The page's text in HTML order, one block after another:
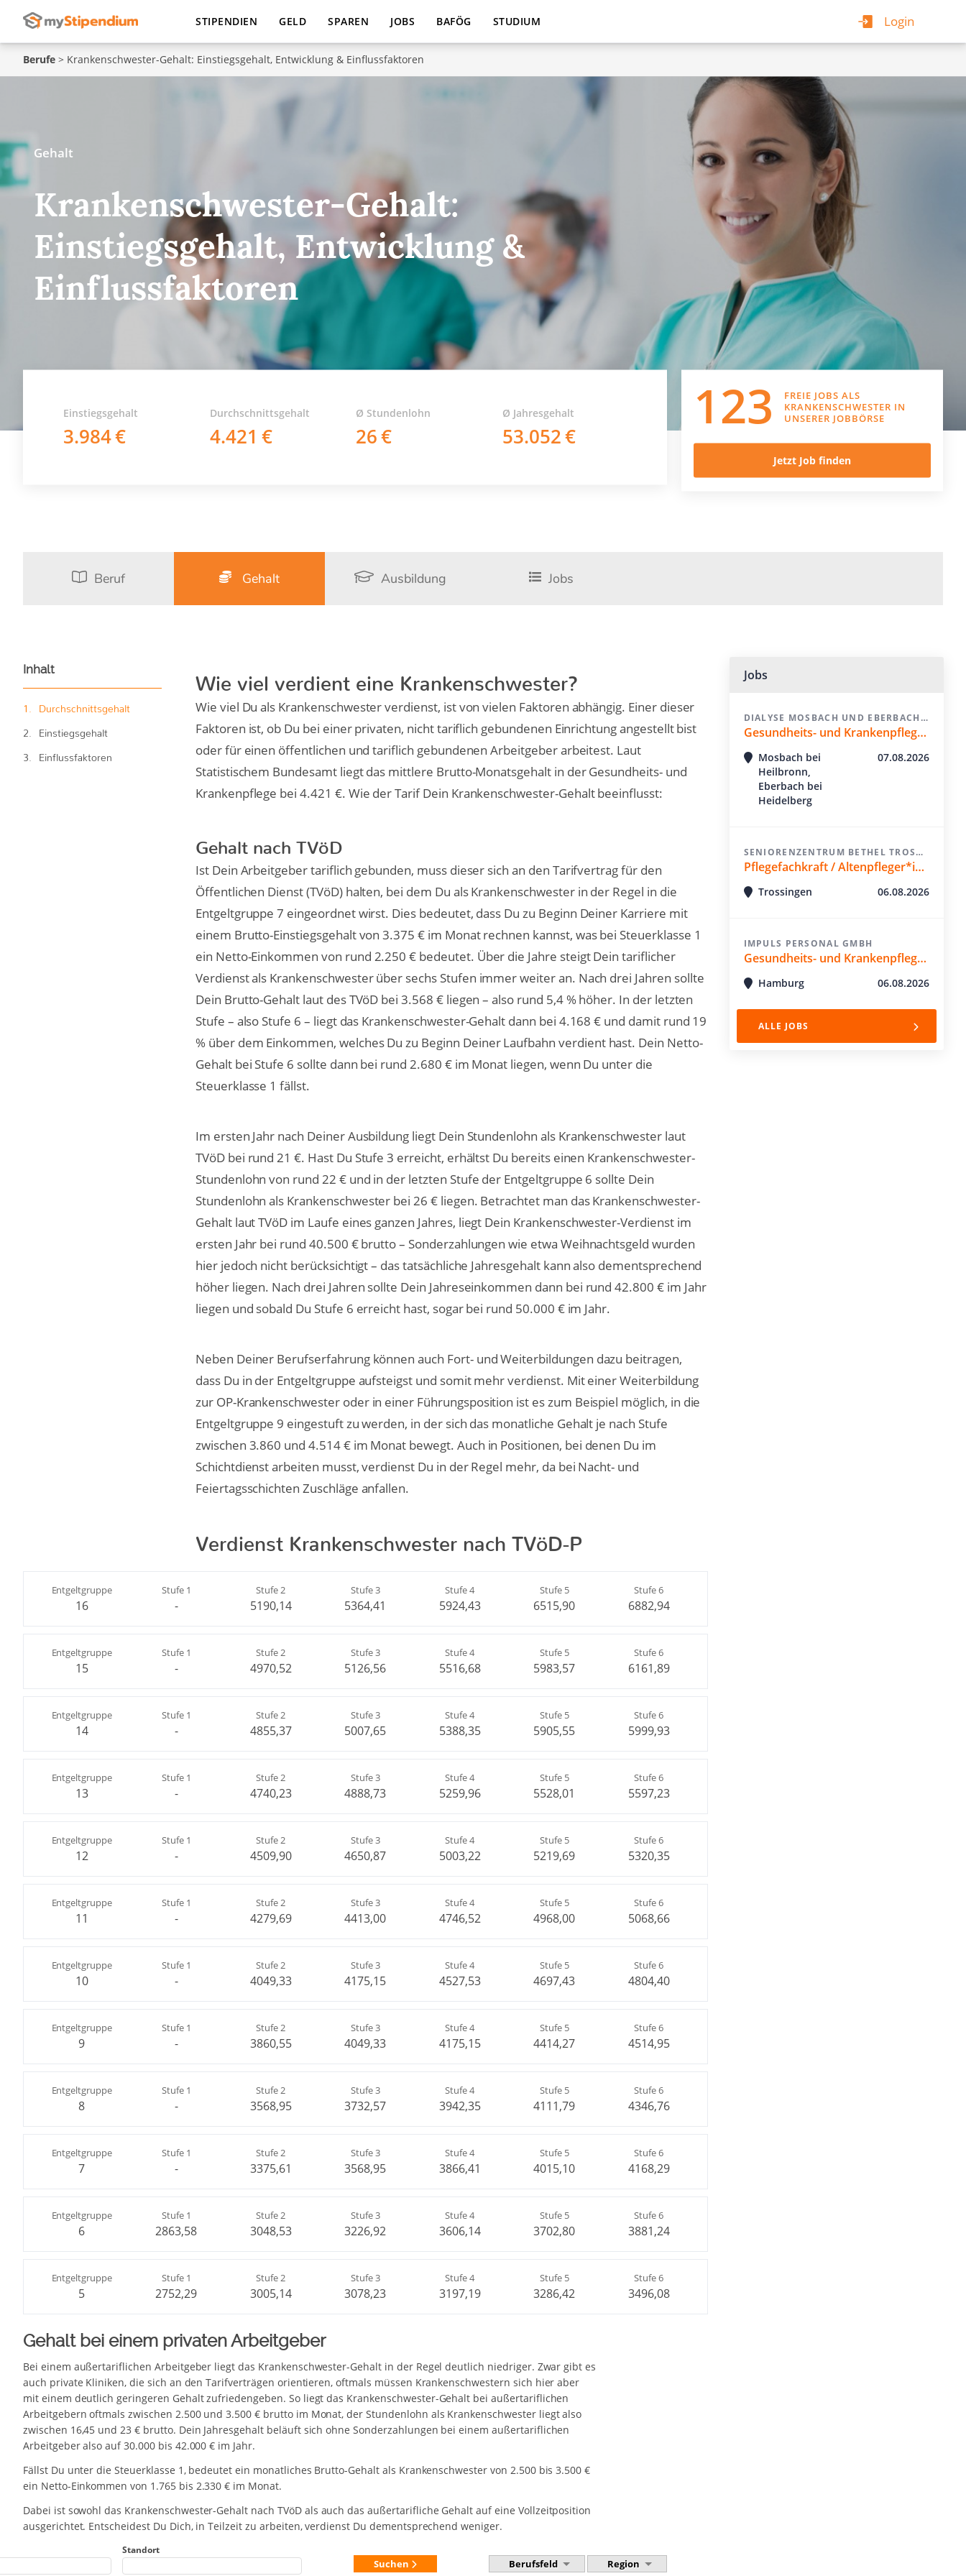
Login
STIPENDIEN GELD SPAREN JOBS BAFÖG STUDIUM
Berufe > Krankenschwester-Gehalt: Einstiegsgehalt, Entwicklung & Einflussfaktoren
Gehalt
Krankenschwester-Gehalt:
Einstiegsgehalt, Entwicklung &
Einflussfaktoren
Einstiegsgehalt
3.984
Durchschnittsgehalt
4.421
Ø Stundenlohn
26
Ø Jahresgehalt
53.052 123
FREIE JOBS ALS
KRANKENSCHWESTER IN
UNSERER JOBBÖRSE
Jetzt Job finden
Beruf Gehalt Ausbildung Jobs
Inhalt
Durchschnittsgehalt
Einstiegsgehalt
Einflussfaktoren
Wie viel verdient eine Krankenschwester?
Wie viel Du als Krankenschwester verdienst, ist von vielen Faktoren abhängig. Einer dieser
Faktoren ist, ob Du bei einer privaten, nicht tariflich gebundenen Einrichtung angestellt bist
oder für einen öffentlichen und tariflich gebundenen Arbeitgeber arbeitest. Laut
Statistischem Bundesamt liegt das mittlere Brutto-Monatsgehalt in der Gesundheits- und
Krankenpflege bei 4.421 €. Wie der Tarif Dein Krankenschwester-Gehalt beeinflusst:
Gehalt nach TVöD
Ist Dein Arbeitgeber tariflich gebunden, muss dieser sich an den Tarifvertrag für den
Öffentlichen Dienst (TVöD) halten, bei dem Du als Krankenschwester in der Regel in die
Entgeltgruppe 7 eingeordnet wirst. Dies bedeutet, dass Du zu Beginn Deiner Karriere mit
einem Brutto-Einstiegsgehalt von 3.375 € im Monat rechnen kannst, was bei Steuerklasse 1
ein Netto-Einkommen von rund 2.250 € bedeutet. Über die Jahre steigt Dein tariflicher
Verdienst als Krankenschwester über sechs Stufen immer weiter an. Nach drei Jahren sollte
Dein Brutto-Gehalt laut des TVöD bei 3.568 € liegen – also rund 5,4 % höher. In der letzten
Stufe – also Stufe 6 – liegt das Krankenschwester-Gehalt dann bei 4.168 € und damit rund 19
% über dem Einkommen, welches Du zu Beginn Deiner Laufbahn verdient hast. Dein Netto-
Gehalt bei Stufe 6 sollte dann bei rund 2.680 € im Monat liegen, wenn Du unter die
Steuerklasse 1 fällst.
Im ersten Jahr nach Deiner Ausbildung liegt Dein Stundenlohn als Krankenschwester laut
TVöD bei rund 21 €. Hast Du Stufe 3 erreicht, erhältst Du bereits einen Krankenschwester-
Stundenlohn von rund 22 € und in der letzten Stufe der Entgeltgruppe 6 sollte Dein
Stundenlohn als Krankenschwester bei 26 € liegen. Betrachtet man das Krankenschwester-
Gehalt laut TVöD im Laufe eines ganzen Jahres, liegt Dein Krankenschwester-Verdienst im
ersten Jahr bei rund 40.500 € brutto – Sonderzahlungen wie etwa Weihnachtsgeld wurden
hier jedoch nicht berücksichtigt – das tatsächliche Jahresgehalt kann also dementsprechend
höher liegen. Nach drei Jahren sollte Dein Jahreseinkommen dann bei rund 42.800 € im Jahr
liegen und sobald Du Stufe 6 erreicht hast, sogar bei rund 50.000 € im Jahr.
Neben Deiner Berufserfahrung können auch Fort- und Weiterbildungen dazu beitragen,
dass Du in der Entgeltgruppe aufsteigst und somit mehr verdienst. Mit einer Weiterbildung
zur OP-Krankenschwester oder in einer Führungsposition ist es zum Beispiel möglich, in die
Entgeltgruppe 9 eingestuft zu werden, in der sich das monatliche Gehalt je nach Stufe
zwischen 3.860 und 4.514 € im Monat bewegt. Auch in Positionen, bei denen Du im
Schichtdienst arbeiten musst, verdienst Du in der Regel mehr, da bei Nacht- und
Feiertagsschichten Zuschläge anfallen.
Verdienst Krankenschwester nach TVöD-P
Entgeltgruppe
16
Stufe 1
-
Stufe 2
5190,14
Stufe 3
5364,41
Stufe 4
5924,43
Stufe 5
6515,90
Stufe 6
6882,94
Entgeltgruppe
15
Stufe 1
-
Stufe 2
4970,52
Stufe 3
5126,56
Stufe 4
5516,68
Stufe 5
5983,57
Stufe 6
6161,89
Entgeltgruppe
14
Stufe 1
-
Stufe 2
4855,37
Stufe 3
5007,65
Stufe 4
5388,35
Stufe 5
5905,55
Stufe 6
5999,93
Entgeltgruppe
13
Stufe 1
-
Stufe 2
4740,23
Stufe 3
4888,73
Stufe 4
5259,96
Stufe 5
5528,01
Stufe 6
5597,23
Entgeltgruppe
12
Stufe 1
-
Stufe 2
4509,90
Stufe 3
4650,87
Stufe 4
5003,22
Stufe 5
5219,69
Stufe 6
5320,35
Entgeltgruppe
11
Stufe 1
-
Stufe 2
4279,69
Stufe 3
4413,00
Stufe 4
4746,52
Stufe 5
4968,00
Stufe 6
5068,66
Entgeltgruppe
10
Stufe 1
-
Stufe 2
4049,33
Stufe 3
4175,15
Stufe 4
4527,53
Stufe 5
4697,43
Stufe 6
4804,40
Entgeltgruppe
9
Stufe 1
-
Stufe 2
3860,55
Stufe 3
4049,33
Stufe 4
4175,15
Stufe 5
4414,27
Stufe 6
4514,95
Entgeltgruppe
8
Stufe 1
-
Stufe 2
3568,95
Stufe 3
3732,57
Stufe 4
3942,35
Stufe 5
4111,79
Stufe 6
4346,76
Entgeltgruppe
7
Stufe 1
-
Stufe 2
3375,61
Stufe 3
3568,95
Stufe 4
3866,41
Stufe 5
4015,10
Stufe 6
4168,29
Entgeltgruppe
6
Stufe 1
2863,58
Stufe 2
3048,53
Stufe 3
3226,92
Stufe 4
3606,14
Stufe 5
3702,80
Stufe 6
3881,24
Entgeltgruppe
5
Stufe 1
2752,29
Stufe 2
3005,14
Stufe 3
3078,23
Stufe 4
3197,19
Stufe 5
3286,42
Stufe 6
3496,08
Gehalt bei einem privaten Arbeitgeber
Bei einem außertariflichen Arbeitgeber liegt das Krankenschwester-Gehalt in der Regel deutlich niedriger. Zwar gibt es
auch private Kliniken, die sich an den Tarifverträgen orientieren, oftmals müssen Krankenschwestern sich hier aber
mit einem deutlich geringeren Gehalt zufriedengeben. So liegt das Krankenschwester-Gehalt bei außertariflichen
Arbeitgebern oftmals zwischen 2.500 und 3.500 € brutto im Monat, der Stundenlohn als Krankenschwester liegt also
zwischen 16,45 und 23 € brutto. Dein Jahresgehalt beläuft sich ohne Sonderzahlungen bei einem außertariflichen
Arbeitgeber also auf 30.000 bis 42.000 € im Jahr.
Fällst Du unter die Steuerklasse 1, bedeutet ein monatliches Brutto-Gehalt als Krankenschwester von 2.500 bis 3.500 €
ein Netto-Einkommen von 1.765 bis 2.330 € im Monat.
Dabei ist sowohl das Krankenschwester-Gehalt nach TVöD als auch das außertarifliche Gehalt auf eine Vollzeitposition
ausgerichtet. Entscheidest Du Dich, in Teilzeit zu arbeiten, verdienst Du dementsprechend weniger.
Standort
Suchen Berufsfeld Region
Jobs
DIALYSE MOSBACH UND EBERBACH PRAXIS FÜR NIEREN UND HOCHDRUCKERKRANKUNGEN
Gesundheits- und Krankenpfleger/in (m/w/d)
Mosbach bei
Heilbronn,
Eberbach bei
Heidelberg
07.08.2026
SENIORENZENTRUM BETHEL TROSSINGEN GGMBH
Pflegefachkraft / Altenpfleger*in / Gesundheits- und Krankenpfleger*in (w/m/d) in Voll- oder Teilzeit
Trossingen 06.08.2026
IMPULS PERSONAL GMBH
Gesundheits- und Krankenpfleger (m/w/d)
Hamburg 06.08.2026
ALLE JOBS